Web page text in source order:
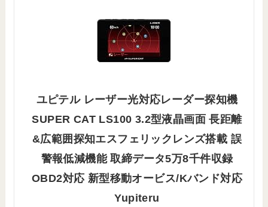
ユピテル レーザー光対応レーダー探知機
SUPER CAT LS100 3.2型液晶画面 長距離
&広範囲探知エスフェリックレンズ搭載 誤
警報低減機能 取締データ5万8千件収録
OBD2対応 新型移動オービス/Kバンド対応
Yupiteru